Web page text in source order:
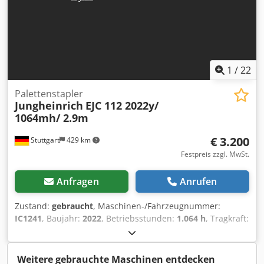
1 /22
Stuttgart 429 km
Palettenstapler
Jungheinrich EJC 112 2022y/
1064mh/ 2.9m
€ 3.200
Festpreis zzgl. MwSt.
Anfragen Anrufen
Zustand: gebraucht, Maschinen-/Fahrzeugnummer:
IC1241, Baujahr: 2022, Betriebsstunden: 1.064 h, Tragkraft:
2.900 mm, Lastschwerpunkt:
Kraftstofftyp:elektrisch, Masttyp:Simplex, Bauhöhe:1.950
mm, Batteriespannung: 2.022 V, Gabellänge:1.150 mm
Weitere gebrauchte Maschinen entdecken